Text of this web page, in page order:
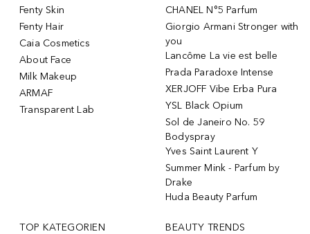
Fenty Skin
Fenty Hair
Caia Cosmetics
About Face
Milk Makeup
ARMAF
Transparent Lab
CHANEL N°5 Parfum
Giorgio Armani Stronger with
you
Lancôme La vie est belle
Prada Paradoxe Intense
XERJOFF Vibe Erba Pura
YSL Black Opium
Sol de Janeiro No. 59
Bodyspray
Yves Saint Laurent Y
Summer Mink - Parfum by
Drake
Huda Beauty Parfum
TOP KATEGORIEN BEAUTY TRENDS